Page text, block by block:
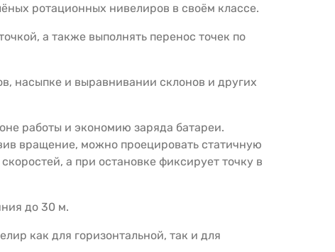
ротационных нивелиров в своём классе.
а также выполнять перенос точек по
насыпке и выравнивании склонов и других
работы и экономию заряда батареи.
вращение, можно проецировать статичную
а при остановке фиксирует точку в
до 30 м.
как для горизонтальной, так и для